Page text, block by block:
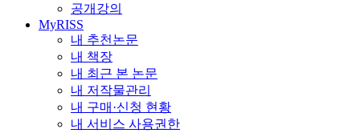
공개강의
MyRISS
내 추천논문
내 책장
내 최근 본 논문
내 저작물관리
내 구매·신청 현황
내 서비스 사용권한